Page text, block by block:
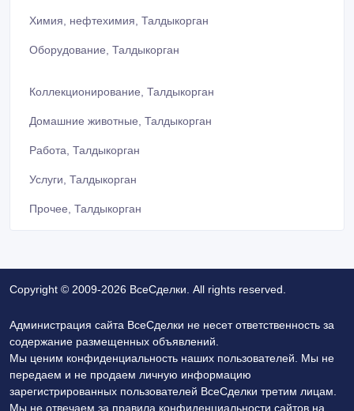
Химия, нефтехимия, Талдыкорган
Оборудование, Талдыкорган
Коллекционирование, Талдыкорган
Домашние животные, Талдыкорган
Работа, Талдыкорган
Услуги, Талдыкорган
Прочее, Талдыкорган
Copyright © 2009-2026 ВсеСделки. All rights reserved.
Администрация сайта ВсеСделки не несет ответственность за
содержание размещенных объявлений.
Мы ценим конфиденциальность наших пользователей. Мы не
передаем и не продаем личную информацию
зарегистрированных пользователей ВсеСделки третим лицам.
Мы не отвечаем за правила конфиденциальности сайтов на